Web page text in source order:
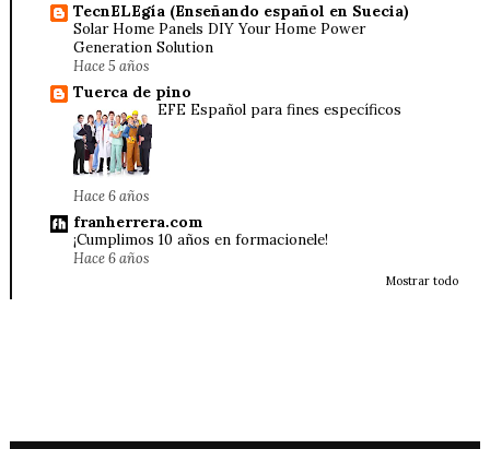
TecnELEgía (Enseñando español en Suecia)
Solar Home Panels DIY Your Home Power
Generation Solution
Hace 5 años
Tuerca de pino
EFE Español para fines específicos
Hace 6 años
franherrera.com
¡Cumplimos 10 años en formacionele!
Hace 6 años
Mostrar todo